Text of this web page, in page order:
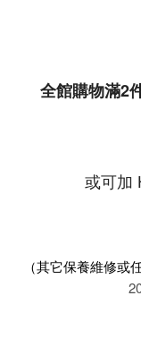
全館購物滿2
或可加
（其它保養維修或